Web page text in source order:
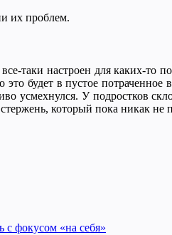
их проблем.
таки настроен для каких-то
это будет в пустое
усмехнулся. У подростков
который пока никак не
с фокусом «на себя»